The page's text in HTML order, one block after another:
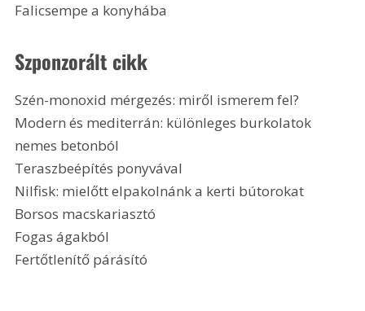
Falicsempe a konyhába
Szponzorált cikk
Szén-monoxid mérgezés: miről ismerem fel?
Modern és mediterrán: különleges burkolatok
nemes betonból
Teraszbeépítés ponyvával
Nilfisk: mielőtt elpakolnánk a kerti bútorokat
Borsos macskariasztó
Fogas ágakból
Fertőtlenítő párásító